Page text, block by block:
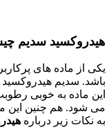
هیدروکسید سدیم
یکی از ماده های
باشد. سدیم
این ماده به خوبی
می شود. هم چنین این
به نکات زیر درباره